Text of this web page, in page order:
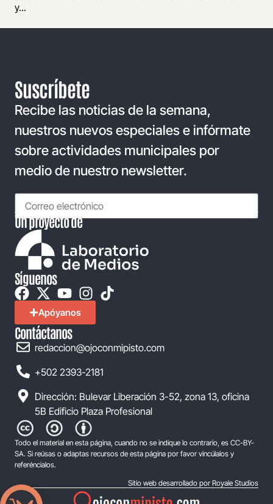
y...
Suscríbete
Recibe las noticias de la semana,
nuestros nuevos especiales e infórmate
sobre actividades municipales por
medio de nuestro newsletter.
Un proyecto de
Síguenos
Apóyanos
Contáctanos
redaccion@ojoconmipisto.com
+502 2393-2181
Dirección: Bulevar Liberación 3-52, zona 13, oficina
5B Edificio Plaza Profesional
Todo el material en esta página, cuando no se indique lo contrario, es CC-BY-
SA. Si reúsas o adaptas recursos de esta página por favor vincúlalos y
referéncialos.
Sitio web desarrollado por Royale Studios